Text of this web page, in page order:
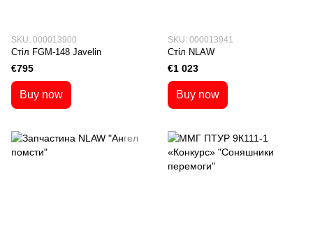
SKU: 000013900
Стіл FGM-148 Javelin
€795
Buy now
SKU: 000013941
Стіл NLAW
€1 023
Buy now